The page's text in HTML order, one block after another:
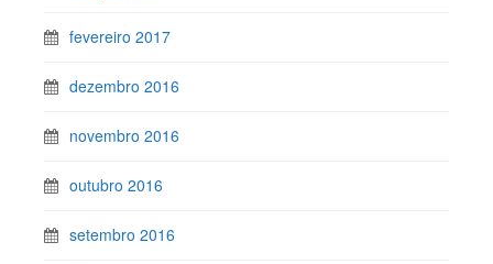
fevereiro 2017
dezembro 2016
novembro 2016
outubro 2016
setembro 2016